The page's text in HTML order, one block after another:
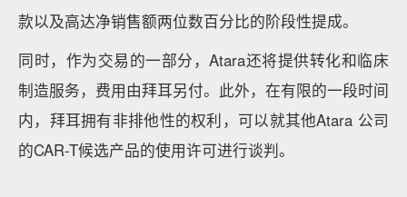
款以及高达净销售额两位数百分比的阶段性提成。
同时，作为交易的一部分，Atara还将提供转化和临床
制造服务，费用由拜耳另付。此外，在有限的一段时间
内，拜耳拥有非排他性的权利，可以就其他Atara 公司
的CAR-T候选产品的使用许可进行谈判。